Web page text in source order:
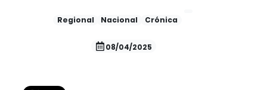
Regional Nacional Crónica
08/04/2025